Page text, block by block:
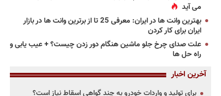
می آید
بهترین وانت ها در ایران: معرفی 25 تا از برترین وانت ها در بازار
ایران برای کار کردن
علت صدای چرخ جلو ماشین هنگام دور زدن چیست؟ + عیب یابی و
راه حل ها
آخرین اخبار
برای تولید و واردات خودرو به چند گواهی اسقاط نیاز است؟